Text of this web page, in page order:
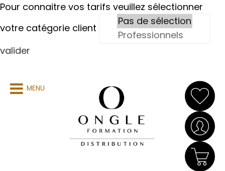
Pour connaitre vos tarifs veuillez sélectionner
votre catégorie client
valider
MENU